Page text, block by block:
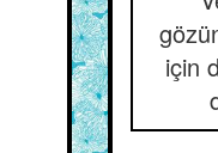
için